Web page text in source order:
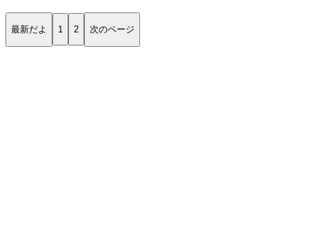
最新だよ 1 2 次のページ